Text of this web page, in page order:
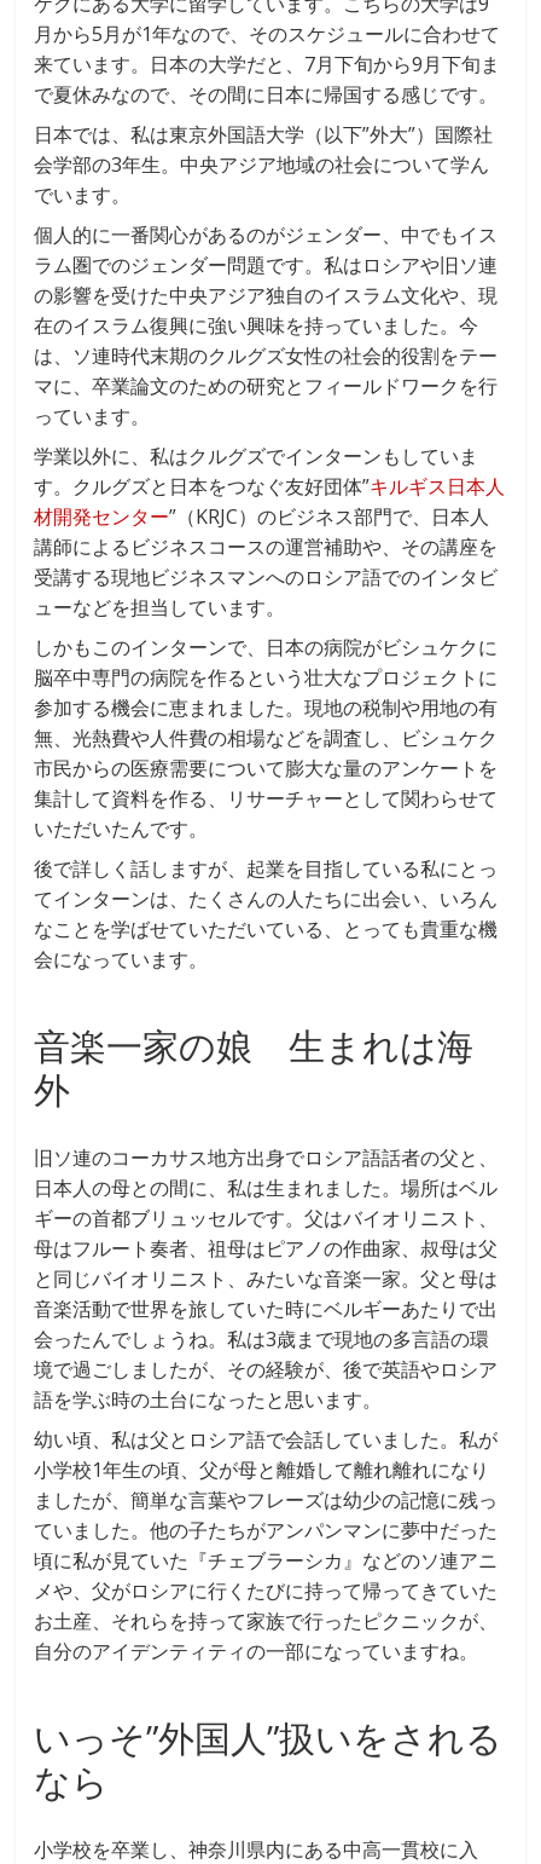
月から5月が1年なので、そのスケジュールに合わせて
来ています。日本の大学だと、7月下旬から9月下旬ま
で夏休みなので、その間に日本に帰国する感じです。
日本では、私は東京外国語大学（以下”外大”）国際社
会学部の3年生。中央アジア地域の社会について学ん
でいます。
個人的に一番関心があるのがジェンダー、中でもイス
ラム圏でのジェンダー問題です。私はロシアや旧ソ連
の影響を受けた中央アジア独自のイスラム文化や、現
在のイスラム復興に強い興味を持っていました。今
は、ソ連時代末期のクルグズ女性の社会的役割をテー
マに、卒業論文のための研究とフィールドワークを行
っています。
学業以外に、私はクルグズでインターンもしていま
す。クルグズと日本をつなぐ友好団体”キルギス日本人
材開発センター”（KRJC）のビジネス部門で、日本人
講師によるビジネスコースの運営補助や、その講座を
受講する現地ビジネスマンへのロシア語でのインタビ
ューなどを担当しています。
しかもこのインターンで、日本の病院がビシュケクに
脳卒中専門の病院を作るという壮大なプロジェクトに
参加する機会に恵まれました。現地の税制や用地の有
無、光熱費や人件費の相場などを調査し、ビシュケク
市民からの医療需要について膨大な量のアンケートを
集計して資料を作る、リサーチャーとして関わらせて
いただいたんです。
後で詳しく話しますが、起業を目指している私にとっ
てインターンは、たくさんの人たちに出会い、いろん
なことを学ばせていただいている、とっても貴重な機
会になっています。
音楽一家の娘 生まれは海
外
旧ソ連のコーカサス地方出身でロシア語話者の父と、
日本人の母との間に、私は生まれました。場所はベル
ギーの首都ブリュッセルです。父はバイオリニスト、
母はフルート奏者、祖母はピアノの作曲家、叔母は父
と同じバイオリニスト、みたいな音楽一家。父と母は
音楽活動で世界を旅していた時にベルギーあたりで出
会ったんでしょうね。私は3歳まで現地の多言語の環
境で過ごしましたが、その経験が、後で英語やロシア
語を学ぶ時の土台になったと思います。
幼い頃、私は父とロシア語で会話していました。私が
小学校1年生の頃、父が母と離婚して離れ離れになり
ましたが、簡単な言葉やフレーズは幼少の記憶に残っ
ていました。他の子たちがアンパンマンに夢中だった
頃に私が見ていた『チェブラーシカ』などのソ連アニ
メや、父がロシアに行くたびに持って帰ってきていた
お土産、それらを持って家族で行ったピクニックが、
自分のアイデンティティの一部になっていますね。
いっそ”外国人”扱いをされる
なら
小学校を卒業し、神奈川県内にある中高一貫校に入